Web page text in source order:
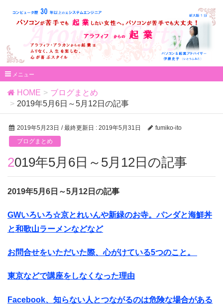
HOME
ブログまとめ
2019年5月6日～5月12日の記事
2019年5月23日 / 最終更新日 : 2019年5月31日
fumiko-ito
ブログまとめ
2019年5月6日～5月12日の記事
2019年5月6日～5月12日の記事
GWいろいろ☆京とれいんや新緑のお寺。パンダと海鮮丼
と和歌山ラーメンなどなど
お問合せをいただいた際、心がけている5つのこと。
東京などで講座をしなくなった理由
Facebook、知らない人とつながるのは危険な場合がある